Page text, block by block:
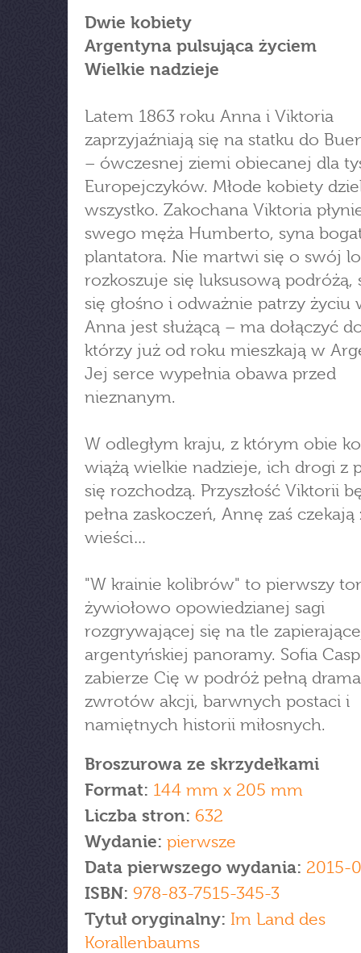
Dwie kobiety
Argentyna pulsująca życiem
Wielkie nadzieje
Latem 1863 roku Anna i Viktoria
zaprzyjaźniają się na statku do
– ówczesnej ziemi obiecanej dla
Europejczyków. Młode kobiety
wszystko. Zakochana Viktoria
swego męża Humberto, syna
plantatora. Nie martwi się o swój
rozkoszuje się luksusową podróżą,
się głośno i odważnie patrzy życiu
Anna jest służącą – ma dołączyć
którzy już od roku mieszkają w
Jej serce wypełnia obawa przed
nieznanym.
W odległym kraju, z którym obie
wiążą wielkie nadzieje, ich drogi z
się rozchodzą. Przyszłość Viktorii
pełna zaskoczeń, Annę zaś czekają
wieści…
"W krainie kolibrów" to pierwszy
żywiołowo opowiedzianej sagi
rozgrywającej się na tle
argentyńskiej panoramy. Sofia
zabierze Cię w podróż pełną
zwrotów akcji, barwnych postaci i
namiętnych historii miłosnych.
Broszurowa ze skrzydełkami
Format: 144 mm x 205 mm
Liczba stron: 632
Wydanie: pierwsze
Data pierwszego wydania: 2015-
ISBN: 978-83-7515-345-3
Tytuł oryginalny: Im Land des
Korallenbaums